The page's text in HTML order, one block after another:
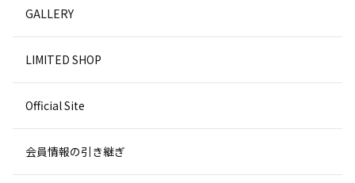
GALLERY
LIMITED SHOP
Official Site
会員情報の引き継ぎ